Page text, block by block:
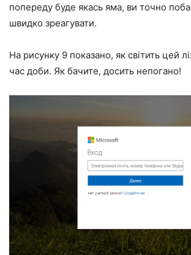
попереду буде якась яма, ви точно
швидко зреагувати.
На рисунку 9 показано, як світить цей
час доби. Як бачите, досить непогано!